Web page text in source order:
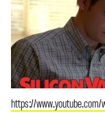
https://